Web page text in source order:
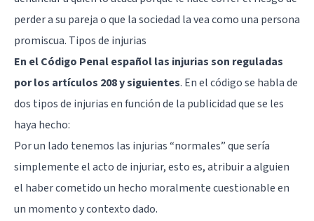
perder a su pareja o que la sociedad la vea como una persona
promiscua. Tipos de injurias
En el Código Penal español las injurias son reguladas
por los artículos 208 y siguientes. En el código se habla de
dos tipos de injurias en función de la publicidad que se les
haya hecho:
Por un lado tenemos las injurias “normales” que sería
simplemente el acto de injuriar, esto es, atribuir a alguien
el haber cometido un hecho moralmente cuestionable en
un momento y contexto dado.